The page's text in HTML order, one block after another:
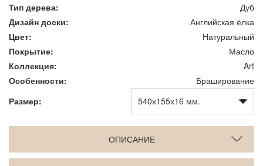
Тип дерева:
Дуб
Дизайн доски:
Английская ёлка
Цвет:
Натуральный
Покрытие:
Масло
Коллекция:
Art
Особенности:
Браширование
Размер:
ОПИСАНИЕ